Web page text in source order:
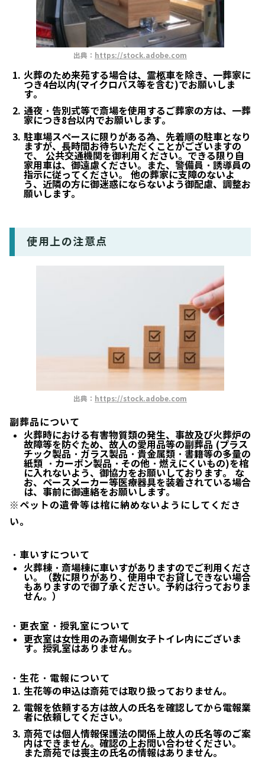
出典： https://stock.adobe.com
火葬のため来苑する場合は、霊柩車を除き、一葬家に
つき4台以内(マイクロバス等を含む)でお願いしま
す。
通夜・告別式等で斎場を使用するご葬家の方は、一葬
家につき8台以内でお願いします。
駐車場スペースに限りがある為、先着順の駐車となり
ますが、長時間お待ちいただくことがございますの
で、 公共交通機関を御利用ください。できる限り自
家用車は、御遠慮ください。また、警備員・誘導員の
指示に従ってください。 他の葬家に支障のないよ
う、近隣の方に御迷惑にならないよう御配慮、調整お
願いします。
使用上の注意点
出典： https://stock.adobe.com
副葬品について
火葬時における有害物質類の発生、事故及び火葬炉の
故障等を防ぐため、故人の愛用品等の副葬品 (プラス
チック製品・ガラス製品・貴金属類・書籍等の多量の
紙類 ・カーボン製品・その他・燃えにくいもの)を棺
に入れないよう、御協力をお願いしております。 な
お、ペースメーカー等医療器具を装着されている場合
は、事前に御連絡をお願いします。
※ペットの遺骨等は棺に納めないようにしてくださ
い。
・車いすについて
火葬棟・斎場棟に車いすがありますのでご利用くださ
い。（数に限りがあり、使用中でお貸しできない場合
もありますので御了承ください。予約は行っておりま
せん。）
・更衣室・授乳室について
更衣室は女性用のみ斎場側女子トイレ内にございま
す。授乳室はありません。
・生花・電報について
生花等の申込は斎苑では取り扱っておりません。
電報を依頼する方は故人の氏名を確認してから電報業
者に依頼してください。
斎苑では個人情報保護法の関係上故人の氏名等のご案
内はできません。確認の上お問い合わせください。
また斎苑では喪主の氏名の情報はありません。